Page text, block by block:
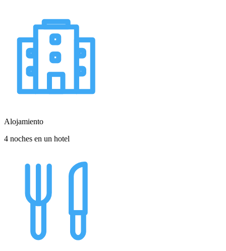
Alojamiento
4 noches en un hotel